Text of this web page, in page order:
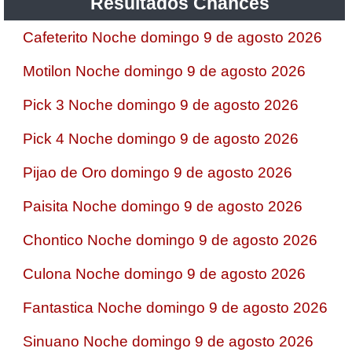
Cafeterito Noche domingo 9 de agosto 2026
Motilon Noche domingo 9 de agosto 2026
Pick 3 Noche domingo 9 de agosto 2026
Pick 4 Noche domingo 9 de agosto 2026
Pijao de Oro domingo 9 de agosto 2026
Paisita Noche domingo 9 de agosto 2026
Chontico Noche domingo 9 de agosto 2026
Culona Noche domingo 9 de agosto 2026
Fantastica Noche domingo 9 de agosto 2026
Sinuano Noche domingo 9 de agosto 2026